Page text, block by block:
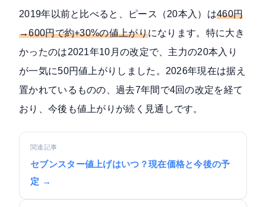
2019年以前と比べると、ピース（20本入）は460円
→600円で約+30%の値上がりになります。特に大き
かったのは2021年10月の改定で、主力の20本入り
が一気に50円値上がりしました。2026年現在は据え
置かれているものの、過去7年間で4回の改定を経て
おり、今後も値上がりが続く見通しです。
関連記事
セブンスター値上げはいつ？現在価格と今後の予
定 →